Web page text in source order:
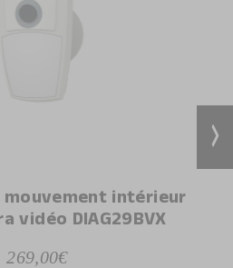
mouvement intérieur
vidéo DIAG29BVX
269,00€